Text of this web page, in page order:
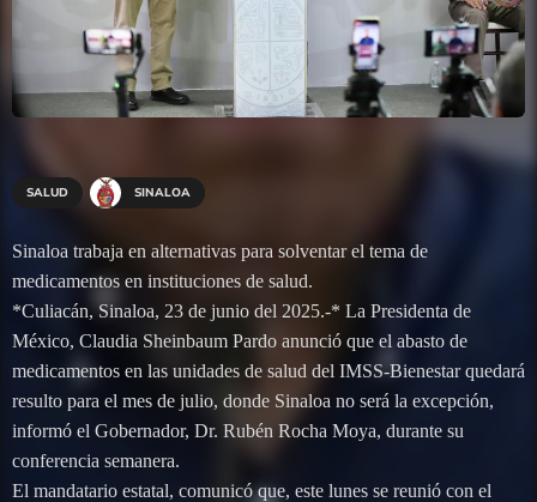
SALUD SINALOA
Sinaloa trabaja en alternativas para solventar el tema de
medicamentos en instituciones de salud.
*Culiacán, Sinaloa, 23 de junio del 2025.-* La Presidenta de
México, Claudia Sheinbaum Pardo anunció que el abasto de
medicamentos en las unidades de salud del IMSS-Bienestar quedará
resulto para el mes de julio, donde Sinaloa no será la excepción,
informó el Gobernador, Dr. Rubén Rocha Moya, durante su
conferencia semanera.
El mandatario estatal, comunicó que, este lunes se reunió con el